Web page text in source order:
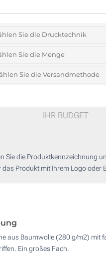
Sie die Drucktechnik
die Druck- und Farbtechniken für
einer Seite)
einer Seite)
(Auf einer Seite)
Sie die Menge
Sie Ihre gewünschte Menge
Sie die Versandmethode
IHR BUDGET
Sie die Produktkennzeichnung
das Produkt mit Ihrem Logo oder
aus Baumwolle (280 g/m2) mit
Ein großes Fach.